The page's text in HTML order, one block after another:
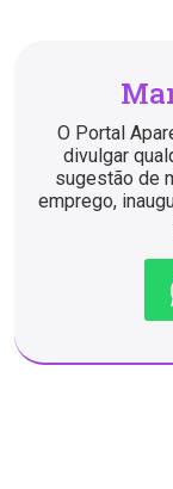
O Portal
divulgar
sugestão de
emprego,